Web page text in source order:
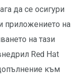
да се осигури
приложението на
на тази
Red Hat
към